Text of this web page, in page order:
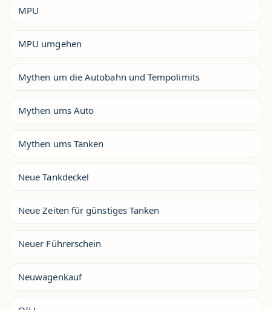
MPU
MPU umgehen
Mythen um die Autobahn und Tempolimits
Mythen ums Auto
Mythen ums Tanken
Neue Tankdeckel
Neue Zeiten für günstiges Tanken
Neuer Führerschein
Neuwagenkauf